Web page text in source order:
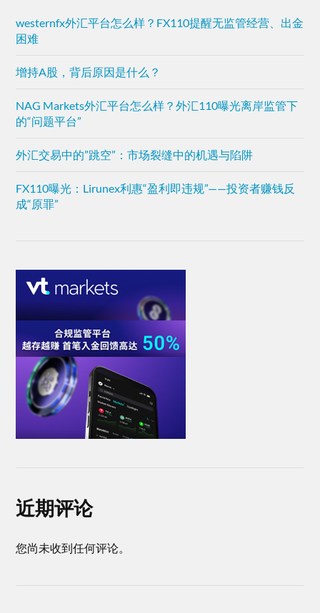
westernfx外汇平台怎么样？FX110提醒无监管经营、出金
困难
增持A股，背后原因是什么？
NAG Markets外汇平台怎么样？外汇110曝光离岸监管下
的“问题平台”
外汇交易中的”跳空”：市场裂缝中的机遇与陷阱
FX110曝光：Lirunex利惠“盈利即违规”——投资者赚钱反
成“原罪”
近期评论
您尚未收到任何评论。